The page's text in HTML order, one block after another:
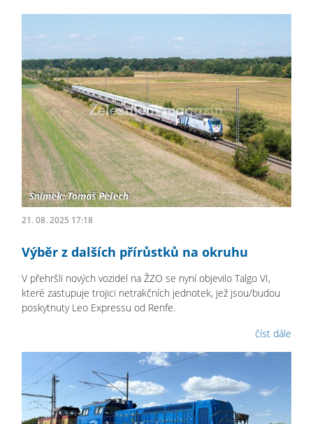
21. 08. 2025 17:18
Výběr z dalších přírůstků na okruhu
V přehršli nových vozidel na ŽZO se nyní objevilo Talgo VI,
které zastupuje trojici netrakčních jednotek, jež jsou/budou
poskytnuty Leo Expressu od Renfe.
číst dále